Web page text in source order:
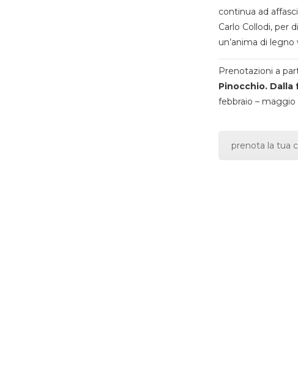
continua ad
Carlo Collodi, per
un’anima di legno
Prenotazioni a
Pinocchio. Dalla
febbraio – maggio
prenota la tua